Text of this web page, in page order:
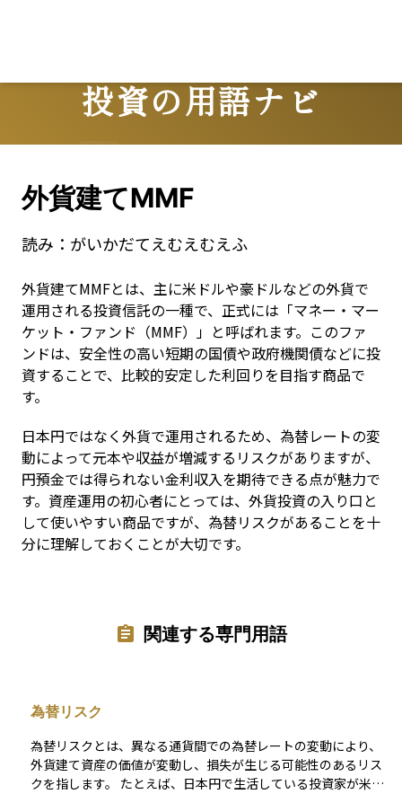
投資の用語ナビ
Terms
外貨建てMMF
読み： がいかだてえむえむえふ
外貨建てMMFとは、主に米ドルや豪ドルなどの外貨で
運用される投資信託の一種で、正式には「マネー・マー
ケット・ファンド（MMF）」と呼ばれます。このファ
ンドは、安全性の高い短期の国債や政府機関債などに投
資することで、比較的安定した利回りを目指す商品で
す。
日本円ではなく外貨で運用されるため、為替レートの変
動によって元本や収益が増減するリスクがありますが、
円預金では得られない金利収入を期待できる点が魅力で
す。資産運用の初心者にとっては、外貨投資の入り口と
して使いやすい商品ですが、為替リスクがあることを十
分に理解しておくことが大切です。
関連する専門用語
為替リスク
為替リスクとは、異なる通貨間での為替レートの変動により、
外貨建て資産の価値が変動し、損失が生じる可能性のあるリス
クを指します。 たとえば、日本円で生活している投資家が米ド